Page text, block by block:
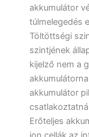
akkumulátor
túlmelegedés
Töltöttségi
szintjének
kijelző nem a
akkumulátor
Erőteljes